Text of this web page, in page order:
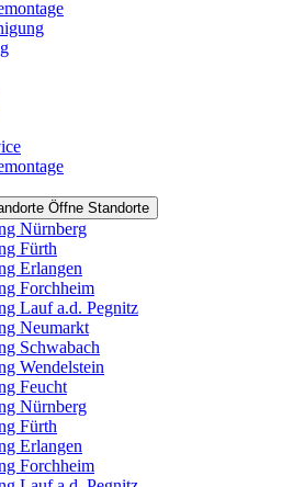
Öffne Standorte
Nürnberg
Fürth
Erlangen
Forchheim
Lauf a.d. Pegnitz
Neumarkt
Schwabach
Wendelstein
Feucht
Nürnberg
Fürth
Erlangen
Forchheim